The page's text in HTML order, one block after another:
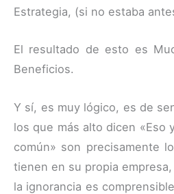
Estrategia, (si no estaba
El resultado de esto es
Beneficios.
Y sí, es muy lógico, es de
los que más alto dicen «Eso
común» son precisamente
tienen en su propia
la ignorancia es